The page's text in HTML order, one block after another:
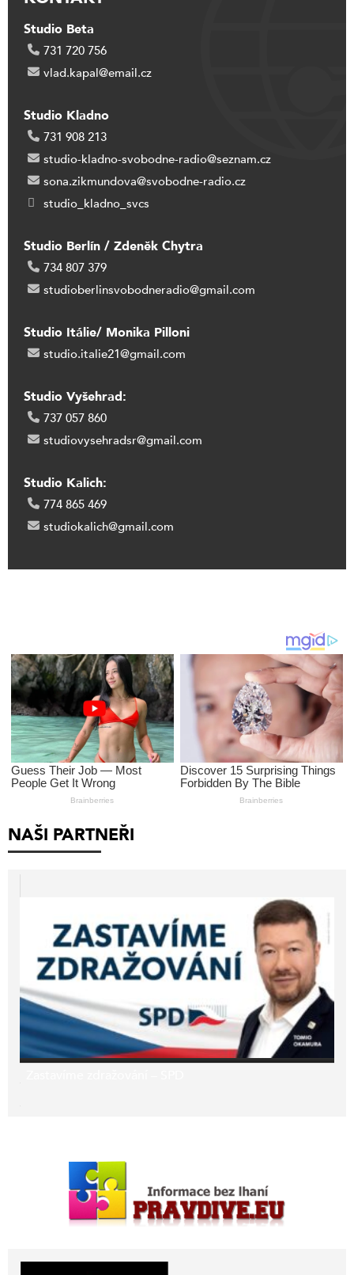
Studio Beta
731 720 756
vlad.kapal@email.cz
Studio Kladno
731 908 213
studio-kladno-svobodne-radio@seznam.cz
sona.zikmundova@svobodne-radio.cz
studio_kladno_svcs
Studio Berlín / Zdeněk Chytra
734 807 379
studioberlinsvobodneradio@gmail.com
Studio Itálie/ Monika Pilloni
studio.italie21@gmail.com
Studio Vyšehrad:
737 057 860
studiovysehradsr@gmail.com
Studio Kalich:
774 865 469
studiokalich@gmail.com
NAŠI PARTNEŘI